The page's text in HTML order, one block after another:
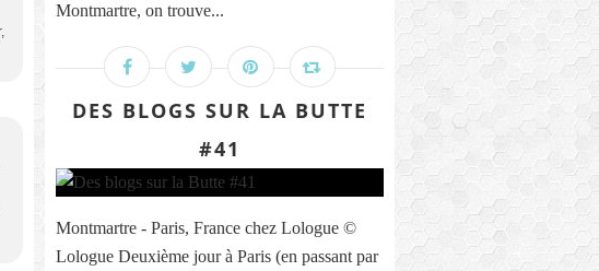
Montmartre, on trouve...
DES BLOGS SUR LA BUTTE
#41
Montmartre - Paris, France chez Lologue ©
Lologue Deuxième jour à Paris (en passant par